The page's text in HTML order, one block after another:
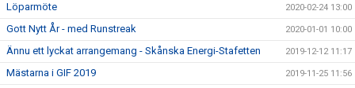
Löparmöte 2020-02-24 13:00
Gott Nytt År - med Runstreak 2020-01-01 10:00
Ännu ett lyckat arrangemang - Skånska Energi-Stafetten 2019-12-12 11:17
Mästarna i GIF 2019 2019-11-25 11:56